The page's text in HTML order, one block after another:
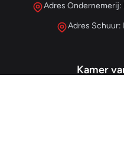
Adres Ondernemerij:
Adres Schuur:
Kamer